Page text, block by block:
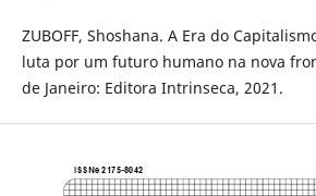
ZUBOFF, Shoshana. A Era do
luta por um futuro humano na nova
de Janeiro: Editora Intrinseca, 2021.